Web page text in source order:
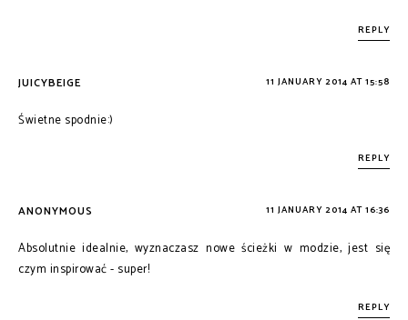
REPLY
JUICYBEIGE 11 JANUARY 2014 AT 15:58
Świetne spodnie:)
REPLY
ANONYMOUS 11 JANUARY 2014 AT 16:36
Absolutnie idealnie, wyznaczasz nowe ścieżki w modzie, jest się
czym inspirować - super!
REPLY